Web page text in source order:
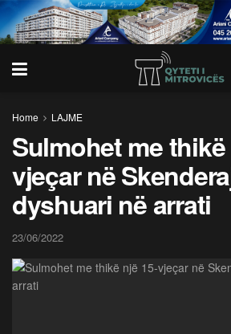
Home LAJME
Sulmohet me thikë
vjeçar në
dyshuari në arrati
23/06/2022